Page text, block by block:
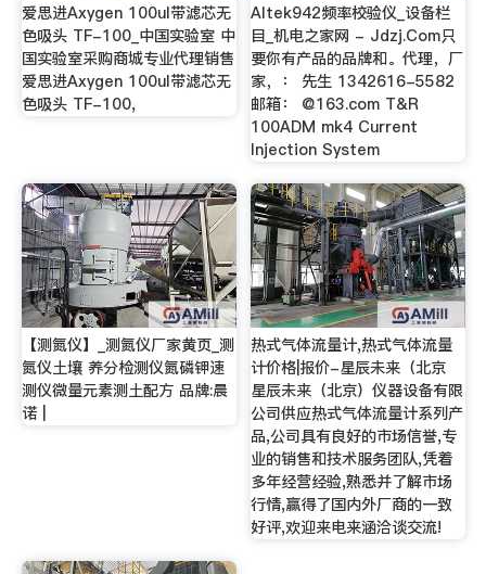
爱思进Axygen 100ul带滤芯无
色吸头 TF-100_中国实验室 中
国实验室采购商城专业代理销售
爱思进Axygen 100ul带滤芯无
色吸头 TF-100,
Altek942频率校验仪_设备栏
目_机电之家网 - Jdzj.Com只
要你有产品的品牌和。代理，厂
家，： 先生 1342616-5582
邮箱： @163.com T&R
100ADM mk4 Current
Injection System
【测氮仪】_测氮仪厂家黄页_测
氮仪土壤 养分检测仪氮磷钾速
测仪微量元素测土配方 品牌:晨
诺 |
热式气体流量计,热式气体流量
计价格|报价-星辰未来（北京
星辰未来（北京）仪器设备有限
公司供应热式气体流量计系列产
品,公司具有良好的市场信誉,专
业的销售和技术服务团队,凭着
多年经营经验,熟悉并了解市场
行情,赢得了国内外厂商的一致
好评,欢迎来电来涵洽谈交流!